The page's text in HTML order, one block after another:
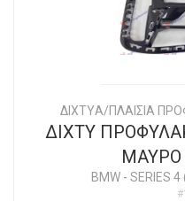
ΔΙΧΤYΑ/ΠΛΑΙΣΙΑ
ΔΙΧΤΥ
ΜΑΥΡΟ
BMW - SERIES